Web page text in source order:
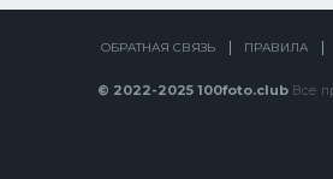
ОБРАТНАЯ СВЯЗЬ ПРАВИЛА
© 2022-2025 100foto.clubВсе